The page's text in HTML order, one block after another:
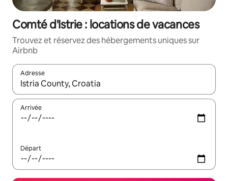
Comté d'Istrie : locations de vacances
Trouvez et réservez des hébergements uniques sur
Airbnb
Adresse
Lorsque les résultats s'affichent, utilisez les flèches vers le
Arrivée
Départ